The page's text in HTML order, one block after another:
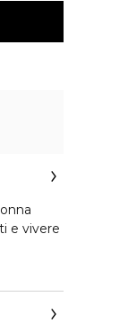
e vivere